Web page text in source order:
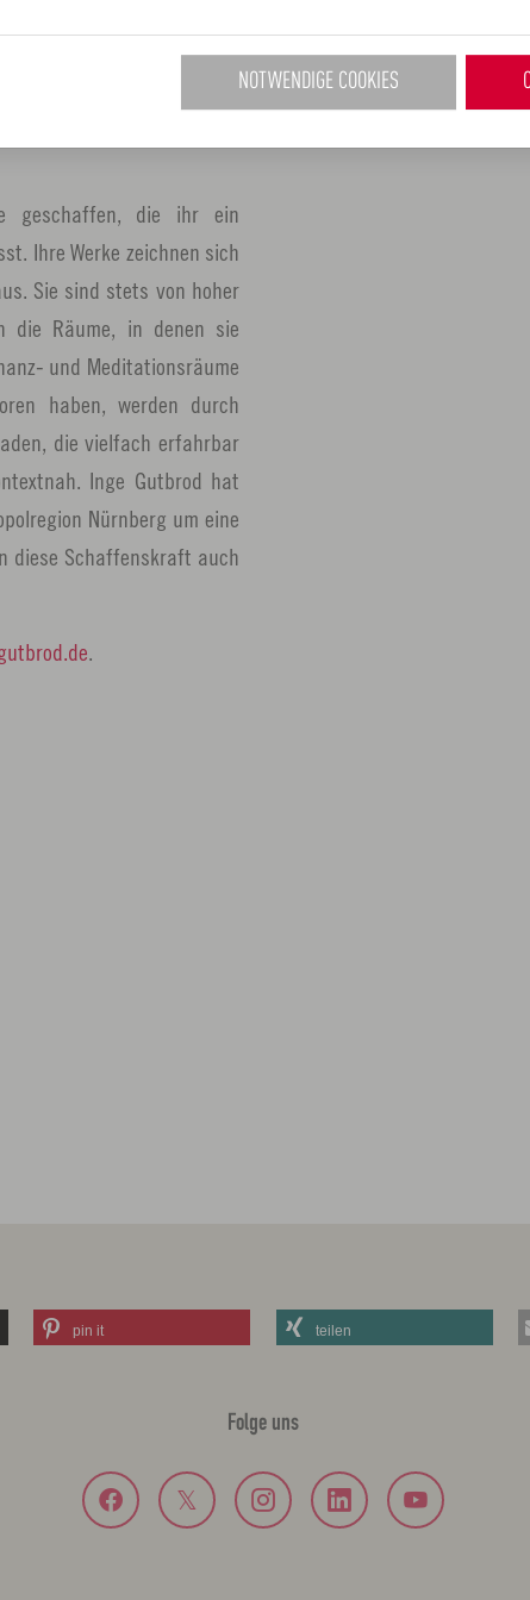
wie reliefartige
Kleinskulpturen und
geschaffen, die ihr ein
Ihre Werke zeichnen sich
Sie sind stets von hoher
die Räume, in denen sie
und Meditationsräume
haben, werden durch
die vielfach erfahrbar
Inge Gutbrod hat
Nürnberg um eine
diese Schaffenskraft auch
.
pin it teilen
Folge uns
NOTWENDIGE COOKIES